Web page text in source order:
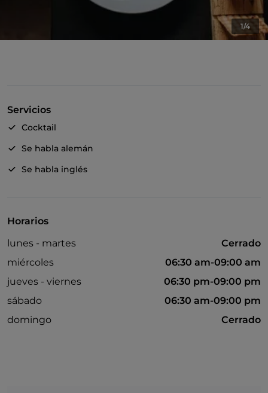
1/4
Servicios
Cocktail
Se habla alemán
Se habla inglés
Horarios
lunes - martes
Cerrado
miércoles
06:30 am-09:00 am
jueves - viernes
06:30 pm-09:00 pm
sábado
06:30 am-09:00 pm
domingo
Cerrado